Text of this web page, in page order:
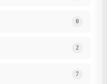
0
2
7